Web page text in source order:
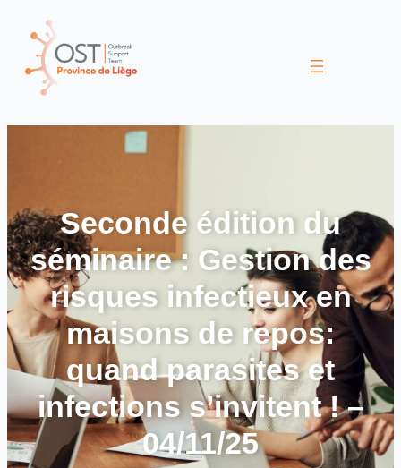
Seconde édition du
séminaire : Gestion des
risques infectieux en
maisons de repos:
quand parasites et
infections s’invitent ! –
04/11/25